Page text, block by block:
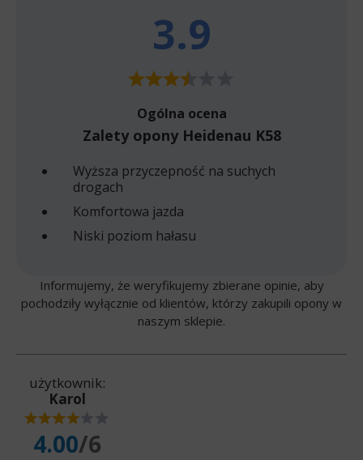
3.9
Ogólna ocena
Zalety opony Heidenau K58
Wyższa przyczepność na suchych
drogach
Komfortowa jazda
Niski poziom hałasu
Informujemy, że weryfikujemy zbierane opinie, aby
pochodziły wyłącznie od klientów, którzy zakupili opony w
naszym sklepie.
użytkownik:
Karol
4.00/6